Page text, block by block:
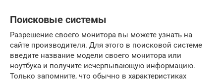
Поисковые системы
Разрешение своего монитора вы можете узнать на
сайте производителя. Для этого в поисковой системе
введите название модели своего монитора или
ноутбука и получите исчерпывающую информацию.
Только запомните, что обычно в характеристиках